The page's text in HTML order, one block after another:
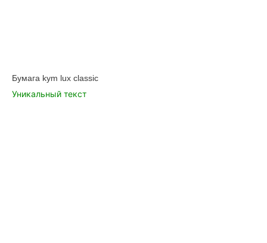
Бумага kym lux classic
Уникальный текст